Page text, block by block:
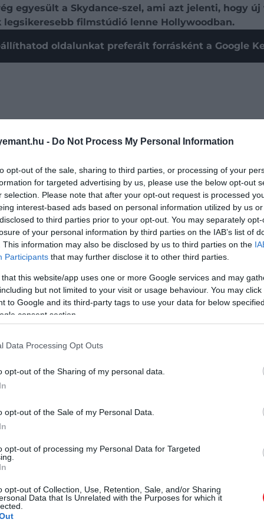
- Do Not Process My Personal Information
opt-out of the sale, sharing to third parties, or processing of your
for targeted advertising by us, please use the below opt-out
selection. Please note that after your opt-out request is processed
interest-based ads based on personal information utilized by us
to third parties prior to your opt-out. You may separately
of your personal information by third parties on the IAB’s list of
This information may also be disclosed by us to third parties on the
Participants that may further disclose it to other third parties.
that this website/app uses one or more Google services and may
but not limited to your visit or usage behaviour. You may
to Google and its third-party tags to use your data for below
consent section.
Data Processing Opt Outs
opt-out of the Sharing of my personal data.
opt-out of the Sale of my Personal Data.
opt-out of processing my Personal Data for Targeted
opt-out of Collection, Use, Retention, Sale, and/or Sharing
Data that Is Unrelated with the Purposes for which it
egyesült a Skydance-szel, ami azt jelenti, hogy
filmstúdió lenne Hollywoodban.
oldalunkat preferált forrásként a Google
vezérigazgatói posztját, miután lezárult a
rendezők és filmesek megnyerése. Egyértelmű,
szinte garantáltan elkészül. Ami azonban igazán
fontosságúnak nevezett – ez azért érdekes,
is elkaszálta, és azóta szinte teljes csend övezte
tudni – a SlashFilm
éppen ezért érdemes
talán jobb lenne teljesen újraindítani a sztorit, egy új
A Karib-tenger kalózai
volt látható, aki egy volt
film sokkal inkább egy látványos akció-thriller volt
lett, ez korántsem volt garantált.